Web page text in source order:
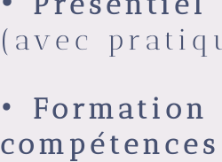
(avec
•
compétences